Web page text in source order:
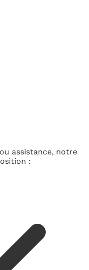
assistance, notre
: